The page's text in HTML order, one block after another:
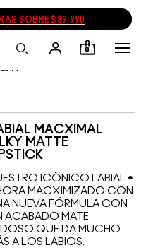
SOBRE $39.990
0
MACXIMAL
MATTE
ICÓNICO LABIAL •
MACXIMIZADO CON
NUEVA FÓRMULA CON
ACABADO MATE
QUE DA MUCHO
A LOS LABIOS.